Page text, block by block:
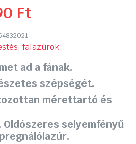
Ft
falazúrok
ad a fának.
szépségét.
mérettartó és
Oldószeres selyemfényű